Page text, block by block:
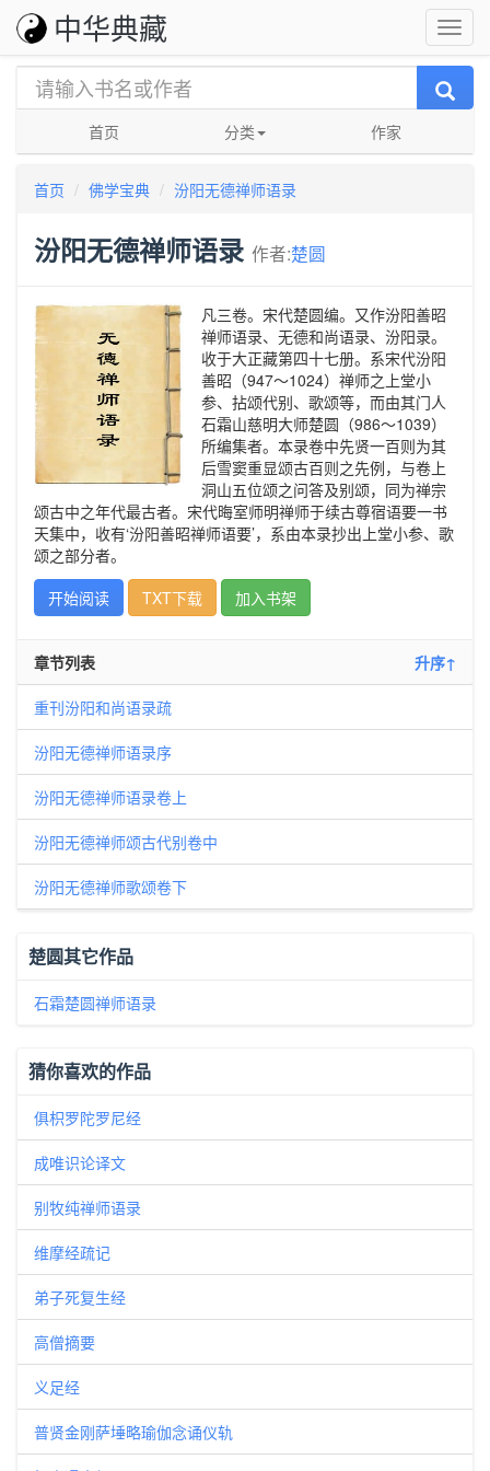
中华典藏
首页 分类 作家
首页 佛学宝典 汾阳无德禅师语录
汾阳无德禅师语录 作者:楚圆
凡三卷。宋代楚圆编。又作汾阳善昭
禅师语录、无德和尚语录、汾阳录。
收于大正藏第四十七册。系宋代汾阳
善昭（947～1024）禅师之上堂小
参、拈颂代别、歌颂等，而由其门人
石霜山慈明大师楚圆（986～1039）
所编集者。本录卷中先贤一百则为其
后雪窦重显颂古百则之先例，与卷上
洞山五位颂之问答及别颂，同为禅宗
颂古中之年代最古者。宋代晦室师明禅师于续古尊宿语要一书
天集中，收有‘汾阳善昭禅师语要’，系由本录抄出上堂小参、歌
颂之部分者。
开始阅读
TXT下载 加入书架
章节列表 升序↑
重刊汾阳和尚语录疏
汾阳无德禅师语录序
汾阳无德禅师语录卷上
汾阳无德禅师颂古代别卷中
汾阳无德禅师歌颂卷下
楚圆其它作品
石霜楚圆禅师语录
猜你喜欢的作品
俱枳罗陀罗尼经
成唯识论译文
别牧纯禅师语录
维摩经疏记
弟子死复生经
高僧摘要
义足经
普贤金刚萨埵略瑜伽念诵仪轨